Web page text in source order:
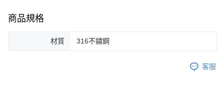
商品規格
材質 316不鏽鋼
客服